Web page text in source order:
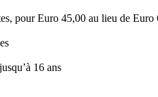
pour Euro 45,00 au lieu de Euro
16 ans